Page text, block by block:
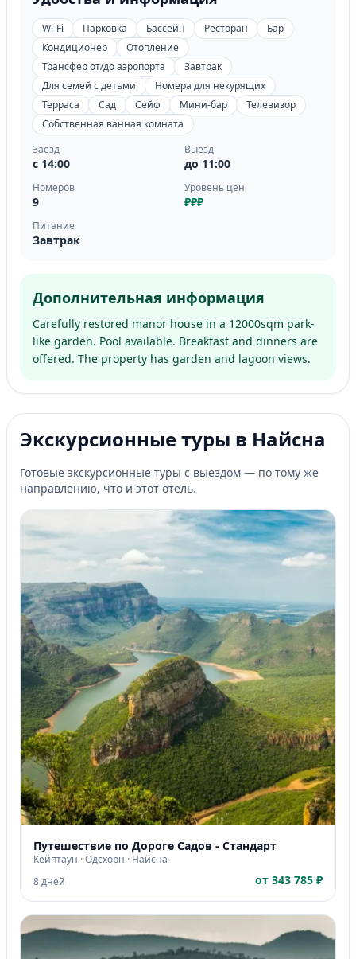
Wi-Fi Парковка Бассейн Ресторан
Бар
Кондиционер
Отопление
Трансфер от/до аэропорта
Завтрак
Для семей с детьми
Номера для некурящих
Терраса
Сад Сейф Мини-бар
Телевизор
Собственная ванная комната
Заезд
с 14:00
Выезд
до 11:00
Номеров
9
Уровень цен
₽₽₽
Питание
Завтрак
Дополнительная информация
Carefully restored manor house in a 12000sqm park-
like garden. Pool available. Breakfast and dinners are
offered. The property has garden and lagoon views.
Экскурсионные туры в Найсна
Готовые экскурсионные туры с выездом — по тому же
направлению, что и этот отель.
Путешествие по Дороге Садов - Стандарт
Кейптаун · Одсхорн · Найсна
8 дней
от 343 785 ₽